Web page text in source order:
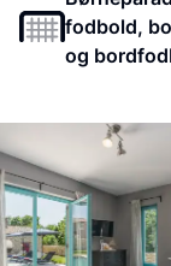
fodbold,
og